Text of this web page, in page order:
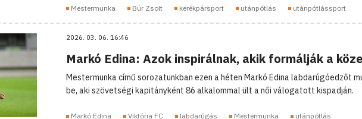
Mestermunka Búr Zsolt kerékpársport utánpótlás utánpótlássport
2026. 03. 06. 16:46
Markó Edina: Azok inspirálnak, akik formálják a
Mestermunka című sorozatunkban ezen a héten Markó Edina labdarúgóedzőt
be, aki szövetségi kapitányként 86 alkalommal ült a női válogatott kispadján.
Markó Edina Viktória FC labdarúgás Mestermunka
utánpótlás